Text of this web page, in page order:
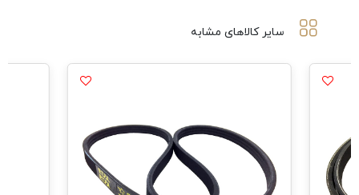
سایر کالاهای مشابه